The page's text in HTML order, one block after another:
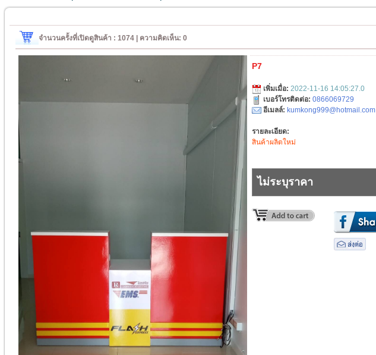
จำนวนครั้งที่เปิดดูสินค้า : 1074 | ความคิดเห็น: 0
P7
เพิ่มเมื่อ: 2022-11-16 14:05:27.0
เบอร์โทรติดต่อ: 0866069729
อีเมลล์: kumkong999@hotmail.com
รายละเอียด:
สินค้าผลิตใหม่
ไม่ระบุราคา